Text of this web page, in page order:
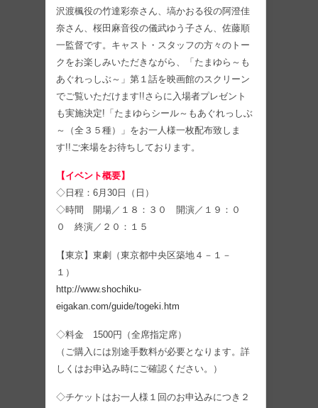
沢渡楓役の竹達彩奈さん、塙かおる役の阿澄佳
奈さん、桜田麻音役の儀武ゆう子さん、佐藤順
一監督です。キャスト・スタッフの方々のトー
クをお楽しみいただきながら、「たまゆら～も
あぐれっしぶ～」第１話を映画館のスクリーン
でご覧いただけます!!さらに入場者プレゼント
も実施決定!「たまゆらシール～もあぐれっしぶ
～（全３５種）」をお一人様一枚配布致しま
す!!ご来場をお待ちしております。
【イベント概要】
◇日程：6月30日（日）
◇時間 開場／１８：３０ 開演／１９：０
０ 終演／２０：１５
【東京】東劇（東京都中央区築地４－１－
１）
http://www.shochiku-
eigakan.com/guide/togeki.htm
◇料金 1500円（全席指定席）
（ご購入には別途手数料が必要となります。詳
しくはお申込み時にご確認ください。）
◇チケットはお一人様１回のお申込みにつき２